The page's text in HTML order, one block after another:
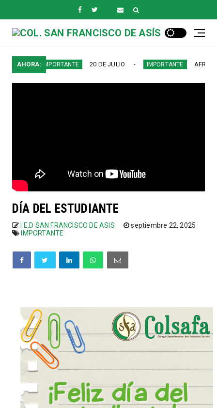
AHORA:
IMPORTANTE 20 DE JULIO IMPORTANTE
DÍA DEL ESTUDIANTE
I.E,D SAN FRANCISCO DE ASIS
septiembre 22, 2025
IMPORTANTE